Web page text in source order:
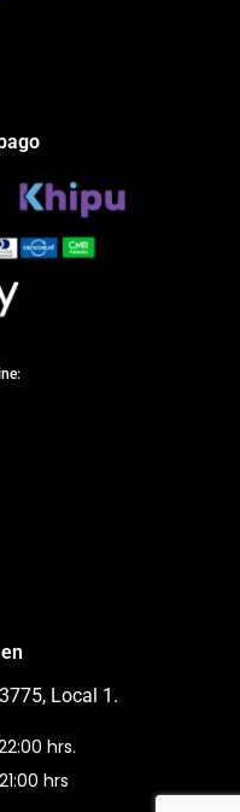
Local 1.
hrs.
hrs